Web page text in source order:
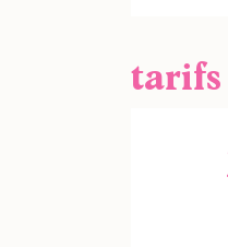
--N.A
"Le
actes
--B.F
tarifs